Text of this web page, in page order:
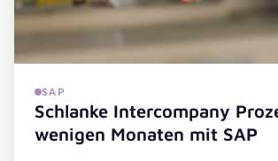
SAP
Schlanke Intercompany
wenigen Monaten mit SAP